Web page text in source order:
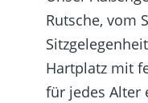
Rutsche, vom
Hartplatz mit
für jedes Alter